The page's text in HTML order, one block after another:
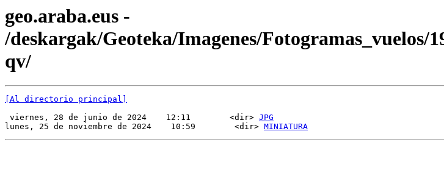
geo.araba.eus -
/deskargak/Geoteka/Imagenes/Fotogramas_vuelos/
qv/
[Al directorio principal]
viernes, 28 de junio de 2024    12:11        <dir> JPG
lunes, 25 de noviembre de 2024    10:59        <dir> MINIATURA